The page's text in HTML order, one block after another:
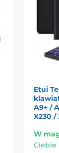
Etui
A9+ /
X230 /
W
Ciebie